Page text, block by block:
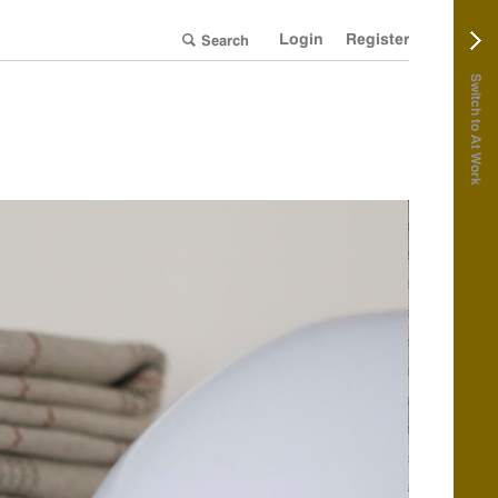
Switch to At Work
Login Register